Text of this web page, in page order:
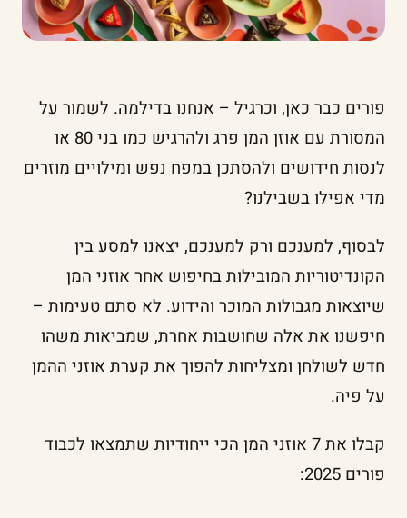
פורים כבר כאן, וכרגיל – אנחנו בדילמה. לשמור על
המסורת עם אוזן המן פרג ולהרגיש כמו בני 80 או
לנסות חידושים ולהסתכן במפח נפש ומילויים מוזרים
מדי אפילו בשבילנו?
לבסוף, למענכם ורק למענכם, יצאנו למסע בין
הקונדיטוריות המובילות בחיפוש אחר אוזני המן
שיוצאות מגבולות המוכר והידוע. לא סתם טעימות –
חיפשנו את אלה שחושבות אחרת, שמביאות משהו
חדש לשולחן ומצליחות להפוך את קערת אוזני ההמן
על פיה.
קבלו את 7 אוזני המן הכי ייחודיות שתמצאו לכבוד
פורים 2025: